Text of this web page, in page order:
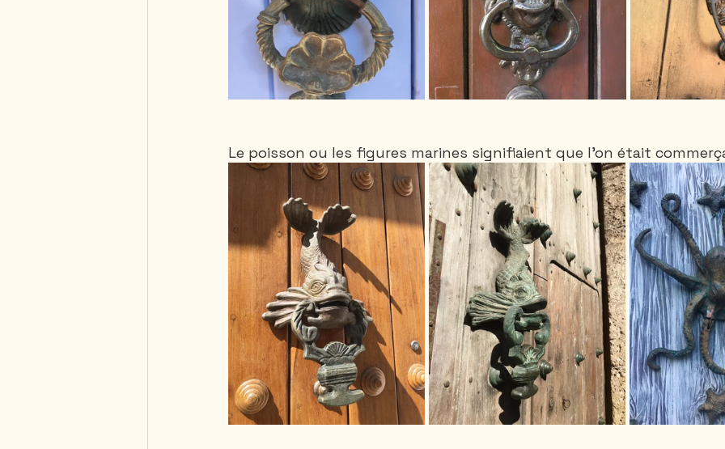
Le poisson ou les figures marines signifiaient que l'on était